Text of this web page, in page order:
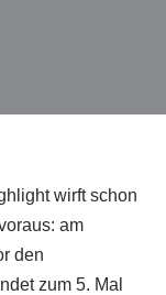
wirft schon
am
den
zum 5. Mal